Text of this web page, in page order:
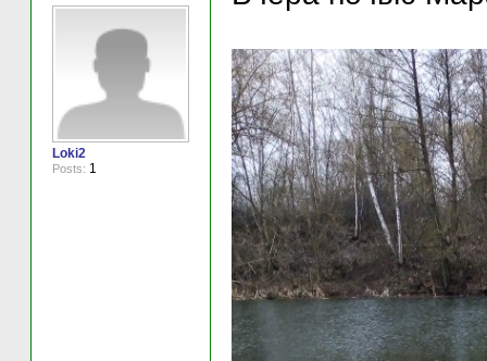
Loki2
Posts: 1